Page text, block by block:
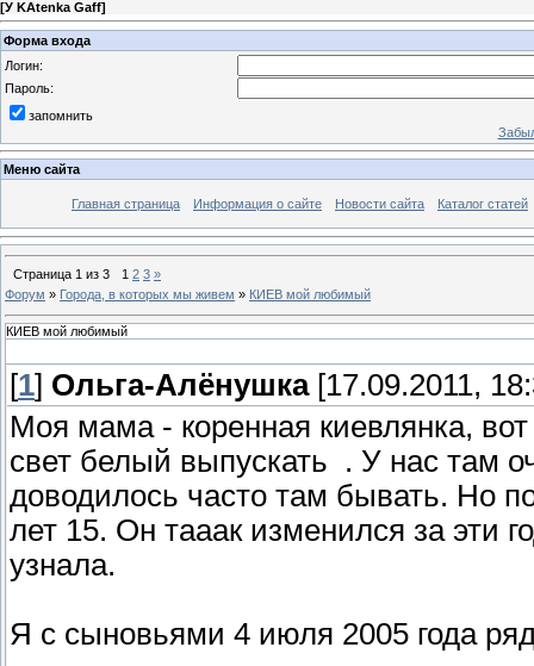
[У KAtenka Gaff]
Форма входа
Логин:
Пароль:
запомнить
Меню сайта
Главная страница Информация о сайте Новости сайта Каталог статей
Страница 1 из 3 1 2 3 »
Форум » Города, в которых мы живем » КИЕВ мой любимый
КИЕВ мой любимый
[1] Ольга-Алёнушка[17.09.2011,
Моя мама - коренная киевлянка,
свет белый выпускать
. У нас там
доводилось часто там бывать. Но
лет 15. Он тааак изменился за эти
узнала.
Я с сыновьями 4 июля 2005 года